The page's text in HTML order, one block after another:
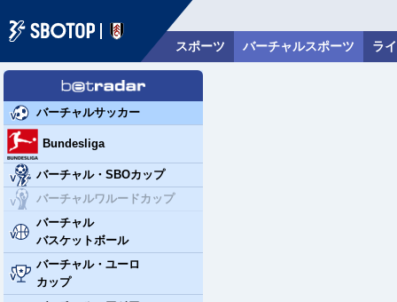
スポーツ バーチャルスポーツ ラ
08/07/2026 01:20 AM GMT+8
バーチャルサッカー
Bundesliga
バーチャル・SBOカップ
バーチャルワルードカップ
バーチャル
バスケットボール
バーチャル・ユーロ
カップ